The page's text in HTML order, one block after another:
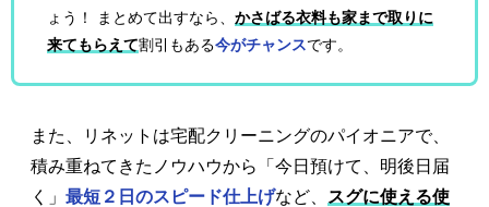
ょう！ まとめて出すなら、かさばる衣料も家まで取りに
来てもらえて割引もある今がチャンスです。
また、リネットは宅配クリーニングのパイオニアで、
積み重ねてきたノウハウから「今日預けて、明後日届
く」 最短２日のスピード仕上げなど、
スグに使える使